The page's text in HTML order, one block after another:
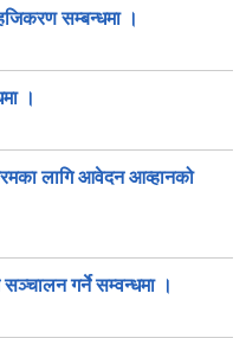
सम्बन्धमा ।
।
लागि आवेदन आव्हानको
गर्ने सम्वन्धमा ।